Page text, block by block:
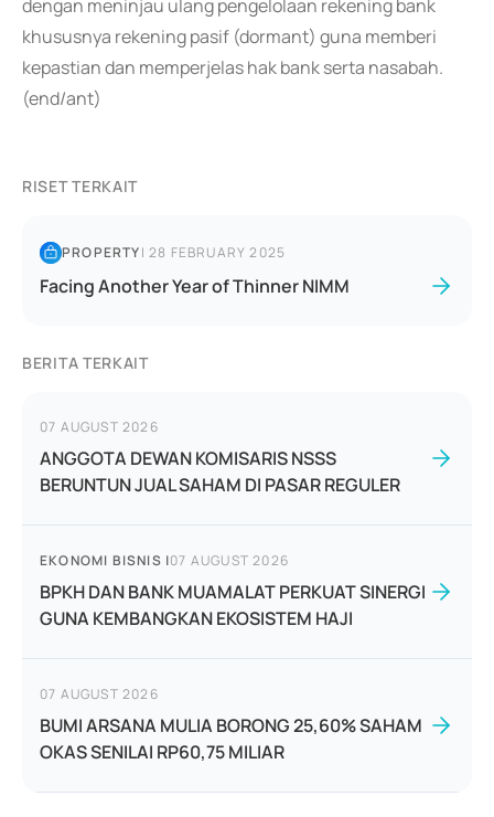
dengan meninjau ulang pengelolaan rekening bank
khususnya rekening pasif (dormant) guna memberi
kepastian dan memperjelas hak bank serta nasabah.
(end/ant)
RISET TERKAIT
PROPERTY|28 FEBRUARY 2025
Facing Another Year of Thinner NIMM
BERITA TERKAIT
07 AUGUST 2026
ANGGOTA DEWAN KOMISARIS NSSS
BERUNTUN JUAL SAHAM DI PASAR REGULER
EKONOMI BISNIS |07 AUGUST 2026
BPKH DAN BANK MUAMALAT PERKUAT SINERGI
GUNA KEMBANGKAN EKOSISTEM HAJI
07 AUGUST 2026
BUMI ARSANA MULIA BORONG 25,60% SAHAM
OKAS SENILAI RP60,75 MILIAR